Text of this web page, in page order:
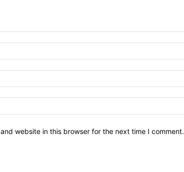
website in this browser for the next time I comment.